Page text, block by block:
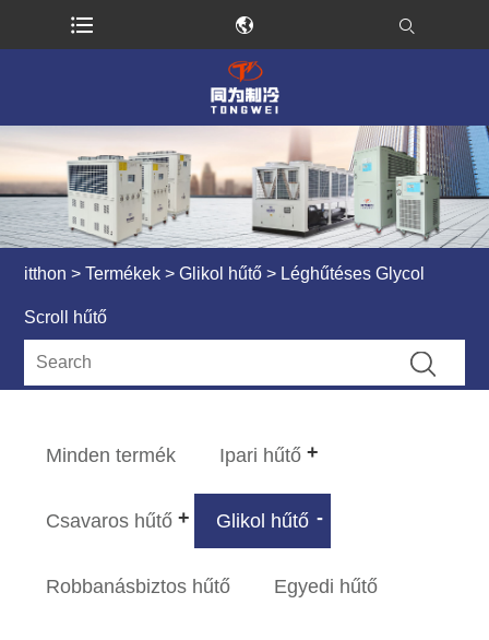
itthon > Termékek >Glikol hűtő > Léghűtéses Glycol
Scroll hűtő
Minden termék Ipari hűtő
Csavaros hűtő Glikol hűtő
Robbanásbiztos hűtő Egyedi hűtő